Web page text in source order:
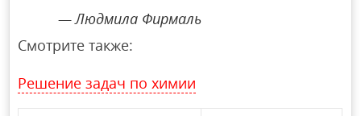
Людмила Фирмаль
Смотрите также:
Решение задач по химии